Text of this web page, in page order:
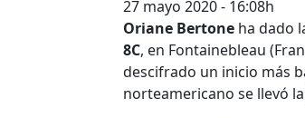
27 mayo 2020 - 16:08h
Oriane Bertone ha dado
8C, en Fontainebleau
descifrado un inicio más
norteamericano se llevó